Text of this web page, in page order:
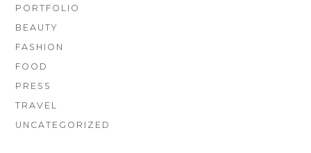
PORTFOLIO
BEAUTY
FASHION
FOOD
PRESS
TRAVEL
UNCATEGORIZED